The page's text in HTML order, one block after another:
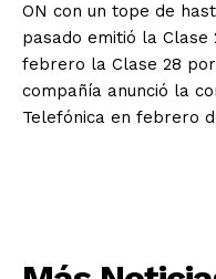
ON con un tope de
pasado emitió la Clase
febrero la Clase 28
compañía anunció la
Telefónica en febrero